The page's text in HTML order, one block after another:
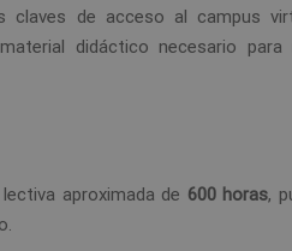
claves de acceso al campus
didáctico necesario para
aproximada de 600 horas,